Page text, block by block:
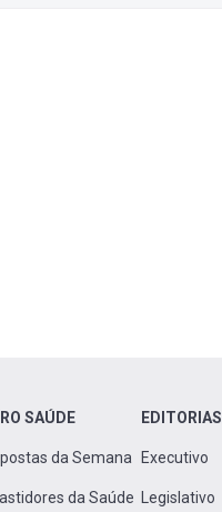
SAÚDE
da Semana
da Saúde
EDITORIAS
Executivo
Legislativo